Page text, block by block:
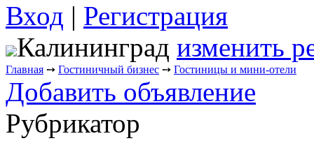
Вход | Регистрация
Калининград изменить
Главная ➙ Гостиничный бизнес ➙ Гостиницы и мини-отели
Добавить объявление
Рубрикатор